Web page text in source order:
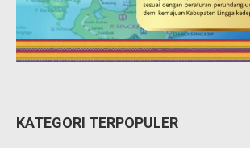
KATEGORI TERPOPULER